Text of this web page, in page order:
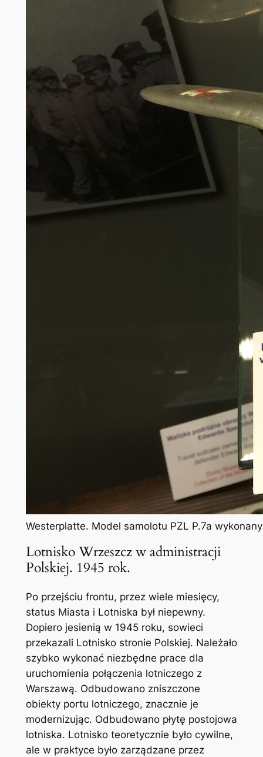
Westerplatte. Model samolotu PZL P.7a
Lotnisko Wrzeszcz w administracji
Polskiej. 1945 rok.
Po przejściu frontu, przez wiele miesięcy,
status Miasta i Lotniska był niepewny.
Dopiero jesienią w 1945 roku, sowieci
przekazali Lotnisko stronie Polskiej. Należało
szybko wykonać niezbędne prace dla
uruchomienia połączenia lotniczego z
Warszawą. Odbudowano zniszczone
obiekty portu lotniczego, znacznie je
modernizując. Odbudowano płytę postojowa
lotniska. Lotnisko teoretycznie było cywilne,
ale w praktyce było zarządzane przez